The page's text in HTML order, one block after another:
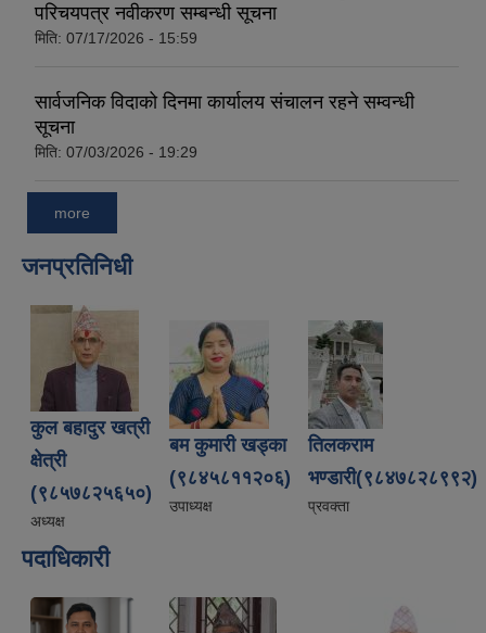
परिचयपत्र नवीकरण सम्बन्धी सूचना
मिति: 07/17/2026 - 15:59
सार्वजनिक विदाको दिनमा कार्यालय संचालन रहने सम्वन्धी
सूचना
मिति: 07/03/2026 - 19:29
more
जनप्रतिनिधी
कुल बहादुर खत्री
क्षेत्री
(९८५७८२५६५०)
अध्यक्ष
बम कुमारी खड्का
(९८४५८११२०६)
उपाध्यक्ष
तिलकराम
भण्डारी(९८४७८२८९९२)
प्रवक्ता
पदाधिकारी